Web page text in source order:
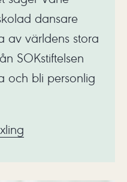
dansare
av världens stora
SOKstiftelsen
och bli personlig